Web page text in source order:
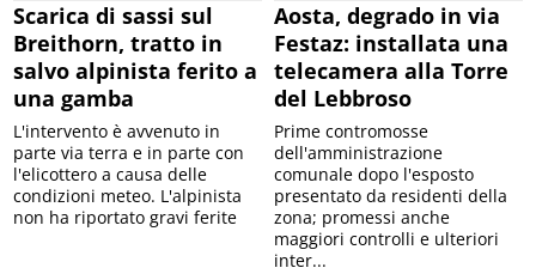
Scarica di sassi sul
Breithorn, tratto in
salvo alpinista ferito a
una gamba
L'intervento è avvenuto in
parte via terra e in parte con
l'elicottero a causa delle
condizioni meteo. L'alpinista
non ha riportato gravi ferite
Aosta, degrado in via
Festaz: installata una
telecamera alla Torre
del Lebbroso
Prime contromosse
dell'amministrazione
comunale dopo l'esposto
presentato da residenti della
zona; promessi anche
maggiori controlli e ulteriori
inter...